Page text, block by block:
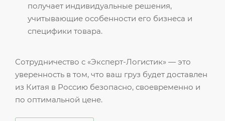
получает индивидуальные решения,
учитывающие особенности его бизнеса и
специфики товара.
Сотрудничество с «Эксперт-Логистик» — это
уверенность в том, что ваш груз будет доставлен
из Китая в Россию безопасно, своевременно и
по оптимальной цене.